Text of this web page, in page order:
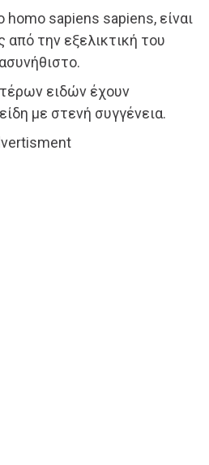
sapiens sapiens, είναι
από την εξελικτική του
ειδών έχουν
με στενή συγγένεια.